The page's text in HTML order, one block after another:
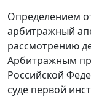
Определением
арбитражный
рассмотрению
Арбитражным
Российской
суде первой